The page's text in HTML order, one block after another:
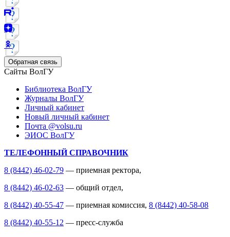
Обратная связь
Сайты ВолГУ
Библиотека ВолГУ
Журналы ВолГУ
Личный кабинет
Новый личный кабинет
Почта @volsu.ru
ЭИОС ВолГУ
ТЕЛЕФОННЫЙ СПРАВОЧНИК
8 (8442) 46-02-79 — приемная ректора,
8 (8442) 46-02-63 — общий отдел,
8 (8442) 40-55-47 — приемная комиссия, 8 (8442) 40-58-08
8 (8442) 40-55-12 — пресс-служба